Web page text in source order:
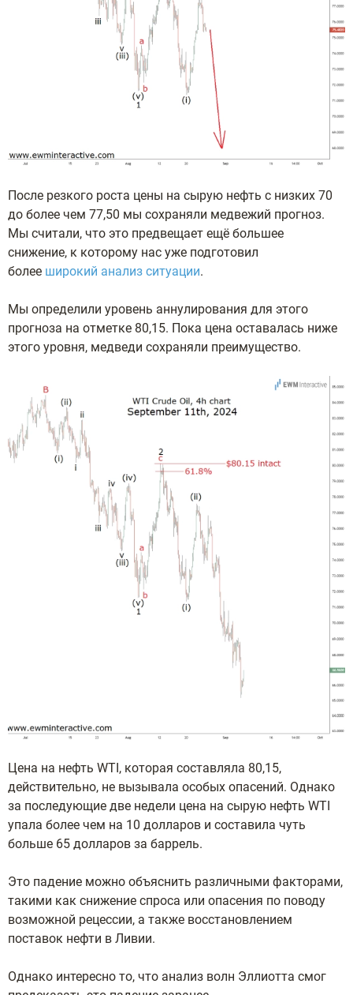
После резкого роста цены на сырую нефть с низких 70
до более чем 77,50 мы сохраняли медвежий прогноз.
Мы считали, что это предвещает ещё большее
снижение, к которому нас уже подготовил
более широкий анализ ситуации.
Мы определили уровень аннулирования для этого
прогноза на отметке 80,15. Пока цена оставалась ниже
этого уровня, медведи сохраняли преимущество.
Цена на нефть WTI, которая составляла 80,15,
действительно, не вызывала особых опасений. Однако
за последующие две недели цена на сырую нефть WTI
упала более чем на 10 долларов и составила чуть
больше 65 долларов за баррель.
Это падение можно объяснить различными факторами,
такими как снижение спроса или опасения по поводу
возможной рецессии, а также восстановлением
поставок нефти в Ливии.
Однако интересно то, что анализ волн Эллиотта смог